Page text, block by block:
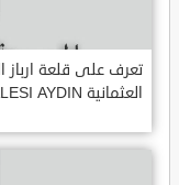
تعرف على قلعة ارباز
العثمانية ARPAZ KALESI AYDIN